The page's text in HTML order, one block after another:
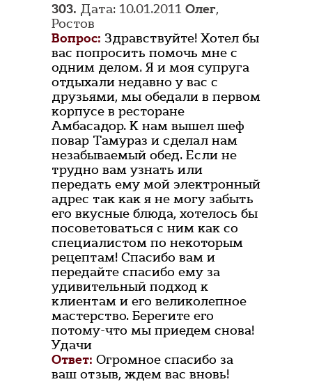
303. Дата: 10.01.2011 Олег,
Ростов
Вопрос: Здравствуйте! Хотел бы
вас попросить помочь мне с
одним делом. Я и моя супруга
отдыхали недавно у вас с
друзьями, мы обедали в первом
корпусе в ресторане
Амбасадор. К нам вышел шеф
повар Тамураз и сделал нам
незабываемый обед. Если не
трудно вам узнать или
передать ему мой электронный
адрес так как я не могу забыть
его вкусные блюда, хотелось бы
посоветоваться с ним как со
специалистом по некоторым
рецептам! Спасибо вам и
передайте спасибо ему за
удивительный подход к
клиентам и его великолепное
мастерство. Берегите его
потому-что мы приедем снова!
Удачи
Ответ: Огромное спасибо за
ваш отзыв, ждем вас вновь!